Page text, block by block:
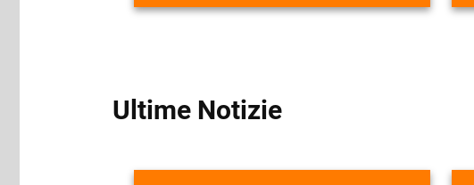
Ultime Notizie